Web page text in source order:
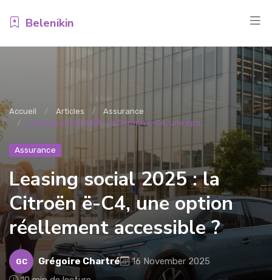
Belenikin
Accueil Articles
Assurance
Leasing social 2025 : la Citroën ë-C4, une opti...
Assurance
Leasing social 2025 : la
Citroën ë-C4, une option
réellement accessible ?
GC Grégoire Chartré
16 November 2025